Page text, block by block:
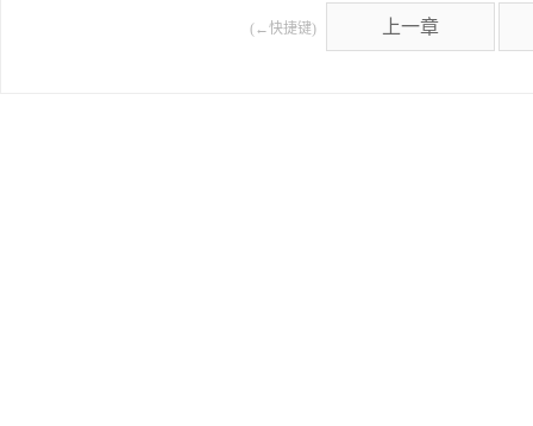
(←快捷键) 上一章